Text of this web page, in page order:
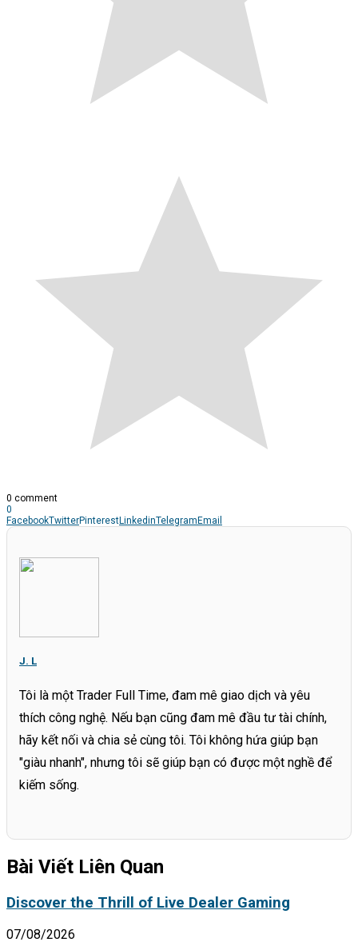
0 comment
0
FacebookTwitterPinterestLinkedinTelegram Email
J. L
Tôi là một Trader Full Time, đam mê giao dịch và yêu
thích công nghệ. Nếu bạn cũng đam mê đầu tư tài chính,
hãy kết nối và chia sẻ cùng tôi. Tôi không hứa giúp bạn
"giàu nhanh", nhưng tôi sẽ giúp bạn có được một nghề để
kiếm sống.
Bài Viết Liên Quan
Discover the Thrill of Live Dealer Gaming
07/08/2026